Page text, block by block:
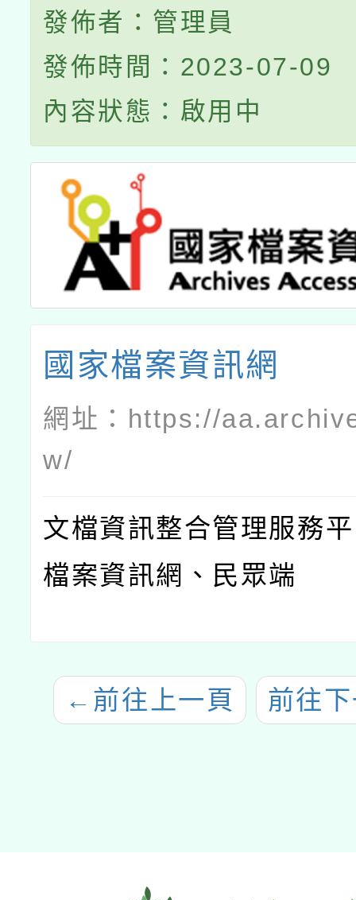
發佈者：管理員
發佈時間：2023-07-09
內容狀態：啟用中
國家檔案資訊網
網址： https://
w/
文檔資訊整合管理服務
檔案資訊網、民眾端
← 前往上一頁 前往